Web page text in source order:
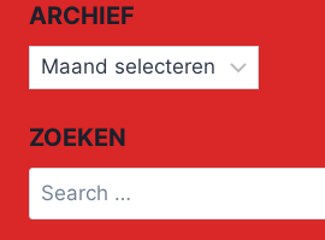
ARCHIEF
Archief
ZOEKEN
Search
for: